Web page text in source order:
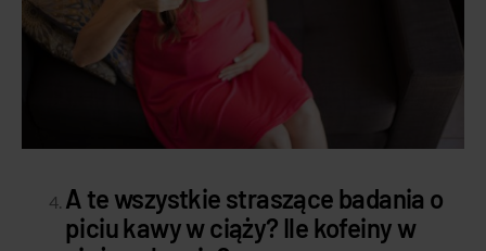
A te wszystkie straszące badania o
piciu kawy w ciąży? Ile kofeiny w